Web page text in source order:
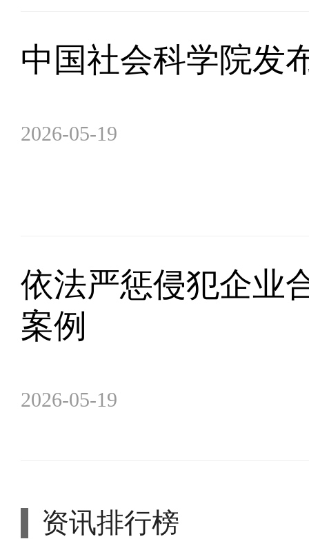
中国社会科学院发
2026-05-19
依法严惩侵犯企业
案例
2026-05-19
资讯排行榜